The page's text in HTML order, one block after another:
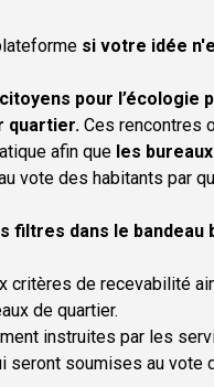
si votre idée
pour l’écologie
quartier. Ces rencontres
afin que les
vote des habitants par
dans le bandeau
critères de recevabilité
de quartier.
instruites par les
seront soumises au vote